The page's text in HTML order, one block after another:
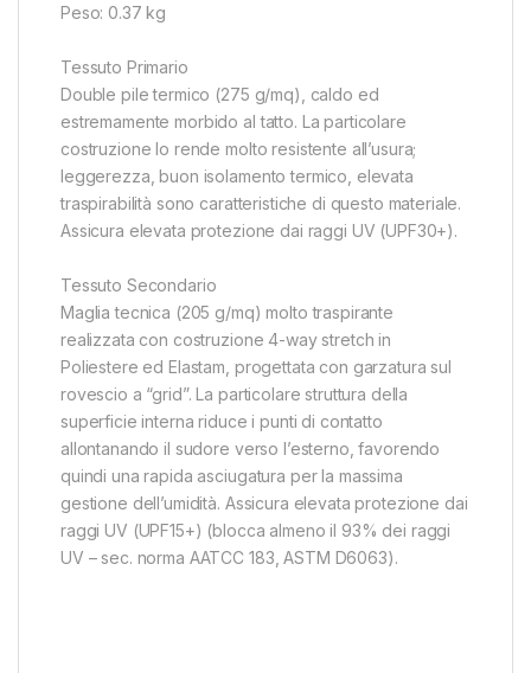
Peso: 0.37 kg
Tessuto Primario
Double pile termico (275 g/mq), caldo ed
estremamente morbido al tatto. La particolare
costruzione lo rende molto resistente all’usura;
leggerezza, buon isolamento termico, elevata
traspirabilità sono caratteristiche di questo materiale.
Assicura elevata protezione dai raggi UV (UPF30+).
Tessuto Secondario
Maglia tecnica (205 g/mq) molto traspirante
realizzata con costruzione 4-way stretch in
Poliestere ed Elastam, progettata con garzatura sul
rovescio a “grid”. La particolare struttura della
superficie interna riduce i punti di contatto
allontanando il sudore verso l’esterno, favorendo
quindi una rapida asciugatura per la massima
gestione dell’umidità. Assicura elevata protezione dai
raggi UV (UPF15+) (blocca almeno il 93% dei raggi
UV – sec. norma AATCC 183, ASTM D6063).